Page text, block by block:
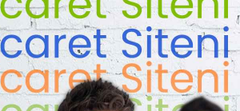
ekleme yapmadınız!